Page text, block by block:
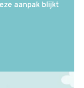
aanpak blijkt